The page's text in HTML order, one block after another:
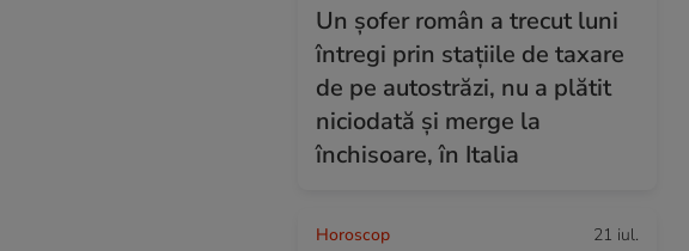
Un șofer român a trecut luni
întregi prin stațiile de taxare
de pe autostrăzi, nu a plătit
niciodată și merge la
închisoare, în Italia
Horoscop 21 iul.